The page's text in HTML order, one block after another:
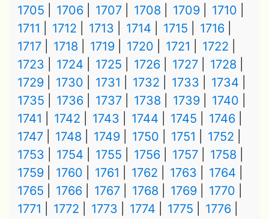
1705
1706 1707 1708 1709
1710
1711
1712 1713 1714 1715
1716
1717
1718 1719 1720 1721
1722
1723
1724 1725 1726 1727
1728
1729
1730 1731 1732 1733
1734
1735
1736 1737 1738 1739
1740
1741
1742 1743 1744 1745
1746
1747
1748 1749 1750 1751
1752
1753
1754 1755 1756 1757
1758
1759
1760 1761 1762 1763
1764
1765
1766 1767 1768 1769
1770
1771
1772 1773 1774 1775
1776